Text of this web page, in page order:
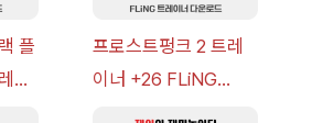
플
이
프로스트펑크 2 트레
이너 +26 FLiNG